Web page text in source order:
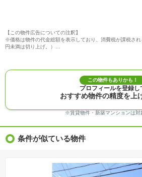
【この物件広告についての注釈】
※価格は物件の代金総額を表示しており、消費税が課税さ
円未満は切り上げ。）
※写真に写っている、またはパース（絵）や間取り図に描か
※建築条件付き土地価格には、建物価格は含まれません。
※物件情報は、原則として情報提供日の２日前に最終確認し
※完成予想図はいずれも外構、植栽、外観等実際のものとは
※モデルルーム・モデルハウス・展示場・ショールームの画
※ＣＧ合成の画像の場合、実際とは多少異なる場合がありま
※物件特徴：販売戸数が複数の物件は、全ての住戸に該当し
※価格更新：物件価格が変更された日から１週間表示されま
※建築条件土地の情報内に掲載されている、建物プラン例は
の一例であって、プランの採用可否は任意です。
この物件もありかも！
プロフィールを登録し
おすすめ物件の精度を上
※賃貸物件・新築マンションは対
条件が似ている物件